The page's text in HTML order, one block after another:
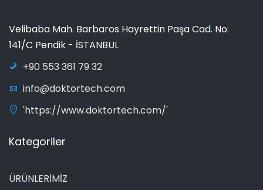
Velibaba Mah. Barbaros Hayrettin Paşa Cad. No:
141/C Pendik - İSTANBUL
+90 553 361 79 32
info@doktortech.com
'https://www.doktortech.com/'
Kategoriler
ÜRÜNLERİMİZ